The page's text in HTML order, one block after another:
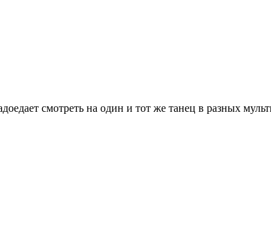
смотреть на один и тот же танец в разных